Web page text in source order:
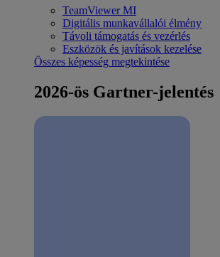
TeamViewer MI
Digitális munkavállalói élmény
Távoli támogatás és vezérlés
Eszközök és javítások kezelése
Összes képesség megtekintése
2026-ös Gartner-jelentés